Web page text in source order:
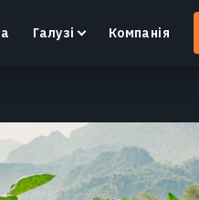
Галузі Компанія